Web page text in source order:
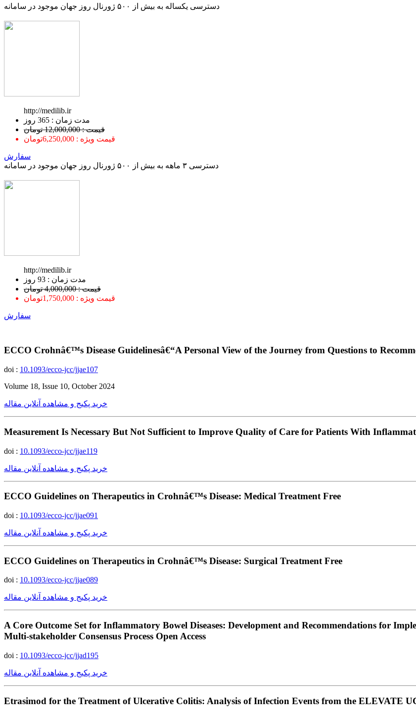
دسترسی یکساله به بیش از ۵۰۰ ژورنال روز جهان موجود در سامانه
http://medilib.ir
ﻣﺪﺕ ﺯﻣﺎﻥ : 365 ﺭﻭﺯ
قیمت : 12,000,000 تومان
قیمت ویژه : 6,250,000تومان
سفارش
دسترسی ۳ ماهه به بیش از ۵۰۰ ژورنال روز جهان موجود در سامانه
http://medilib.ir
ﻣﺪﺕ ﺯﻣﺎﻥ : 93 ﺭﻭﺯ
قیمت : 4,000,000 تومان
قیمت ویژه : 1,750,000تومان
سفارش
ECCO Crohnâ€™s Disease Guidelinesâ€“A Personal View of the Journey from Questions to
doi : 10.1093/ecco-jcc/jjae107
Volume 18, Issue 10, October 2024
خرید پکیج و مشاهده آنلاین مقاله
Measurement Is Necessary But Not Sufficient to Improve Quality of Care for Patients With
doi : 10.1093/ecco-jcc/jjae119
خرید پکیج و مشاهده آنلاین مقاله
ECCO Guidelines on Therapeutics in Crohnâ€™s Disease: Medical Treatment Free
doi : 10.1093/ecco-jcc/jjae091
خرید پکیج و مشاهده آنلاین مقاله
ECCO Guidelines on Therapeutics in Crohnâ€™s Disease: Surgical Treatment Free
doi : 10.1093/ecco-jcc/jjae089
خرید پکیج و مشاهده آنلاین مقاله
A Core Outcome Set for Inflammatory Bowel Diseases: Development and Recommendations for
Multi-stakeholder Consensus Process Open Access
doi : 10.1093/ecco-jcc/jjad195
خرید پکیج و مشاهده آنلاین مقاله
Etrasimod for the Treatment of Ulcerative Colitis: Analysis of Infection Events from the ELEVATE